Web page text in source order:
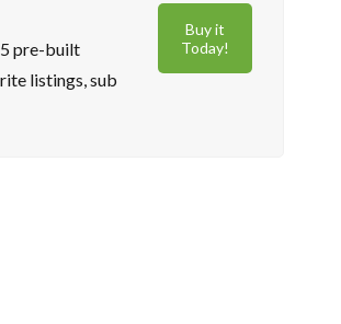
5 pre-built
listings, sub
Buy it
Today!